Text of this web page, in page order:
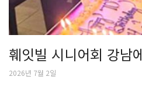
훼잇빌 시니어회 강남
2026년 7월 2일